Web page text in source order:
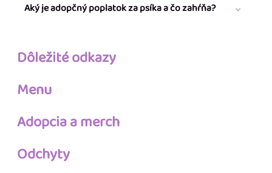
Aký je adopčný poplatok za psíka a čo zahŕňa?
Dôležité odkazy
Menu
Adopcia a merch
Odchyty